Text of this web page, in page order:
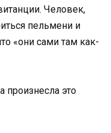
Человек,
пельмени и
«они сами там как-
это